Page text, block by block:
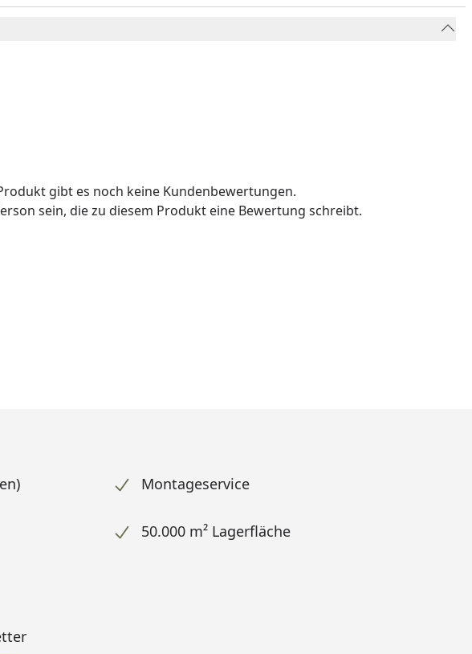
gibt es noch keine Kundenbewertungen.
sein, die zu diesem Produkt eine Bewertung schreibt.
Montageservice
50.000 m² Lagerfläche